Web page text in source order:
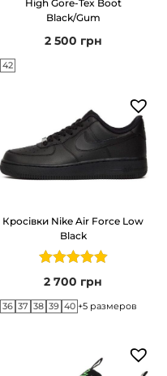
High Gore-Tex Boot
Black/Gum
2 500 грн
42
Кросівки Nike Air Force Low
Black
2 700 грн
36 37 38 39 40 +5 размеров